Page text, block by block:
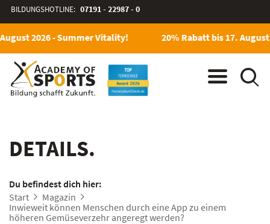
BILDUNGSHOTLINE: 07191 - 22987 - 0
2026 - Summer Vitality! 20% Rabatt bis 17.
DETAILS.
Du befindest dich hier:
Start
Magazin
Inwieweit können Menschen durch eine App zu einem
höheren Gemüseverzehr angeregt werden?